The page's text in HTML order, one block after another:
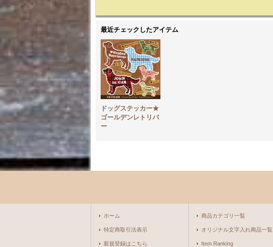
最近チェックしたアイテム
ドッグステッカー★
ゴールデンレトリバ
ー
ホーム
特定商取引法表示
新規登録はこちら
商品カテゴリ一覧
オリジナル文字入れ商品一覧
Item Ranking